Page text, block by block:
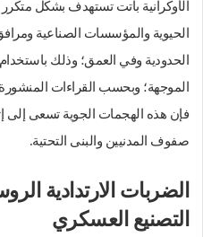
الأوكرانية باتت تستهدف بشكل متكرر
الحيوية والمؤسسات الصناعية
الحدودية وفي العمق؛ وذلك
الموجهة؛ وبحسب القراءات
فإن هذه الهجمات الجوية تسعى إلى
صفوف المدنيين والبنى التحتية.
الضربات الارتدادية
التصنيع العسكري